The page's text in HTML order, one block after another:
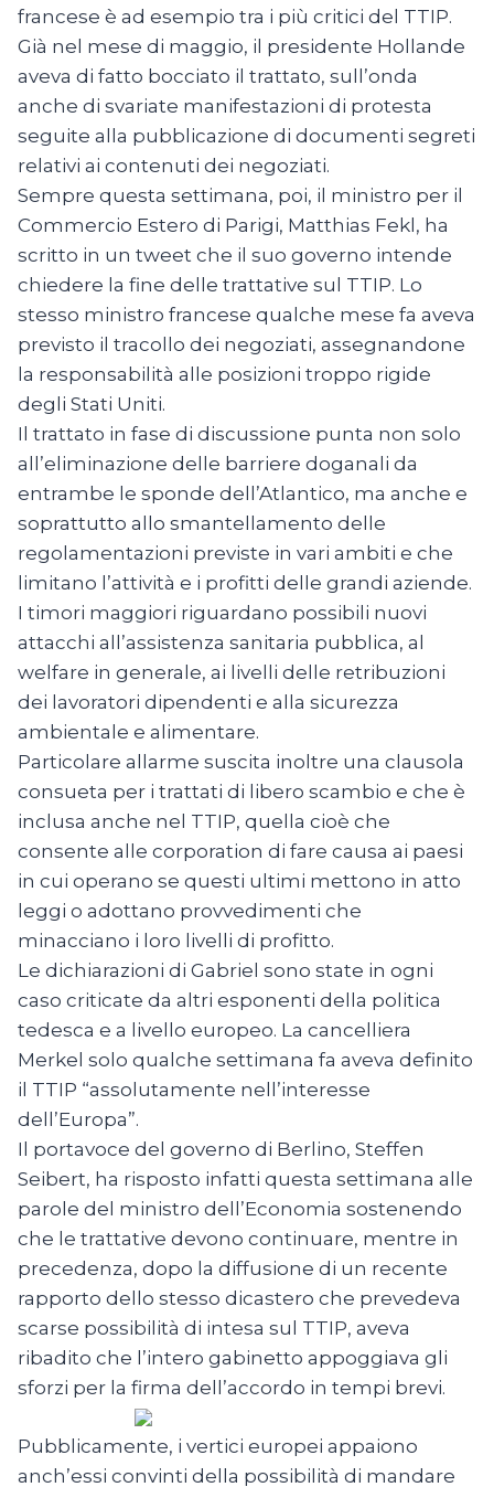
francese è ad esempio tra i più critici del TTIP.
Già nel mese di maggio, il presidente Hollande
aveva di fatto bocciato il trattato, sull’onda
anche di svariate manifestazioni di protesta
seguite alla pubblicazione di documenti segreti
relativi ai contenuti dei negoziati.
Sempre questa settimana, poi, il ministro per il
Commercio Estero di Parigi, Matthias Fekl, ha
scritto in un tweet che il suo governo intende
chiedere la fine delle trattative sul TTIP. Lo
stesso ministro francese qualche mese fa aveva
previsto il tracollo dei negoziati, assegnandone
la responsabilità alle posizioni troppo rigide
degli Stati Uniti.
Il trattato in fase di discussione punta non solo
all’eliminazione delle barriere doganali da
entrambe le sponde dell’Atlantico, ma anche e
soprattutto allo smantellamento delle
regolamentazioni previste in vari ambiti e che
limitano l’attività e i profitti delle grandi aziende.
I timori maggiori riguardano possibili nuovi
attacchi all’assistenza sanitaria pubblica, al
welfare in generale, ai livelli delle retribuzioni
dei lavoratori dipendenti e alla sicurezza
ambientale e alimentare.
Particolare allarme suscita inoltre una clausola
consueta per i trattati di libero scambio e che è
inclusa anche nel TTIP, quella cioè che
consente alle corporation di fare causa ai paesi
in cui operano se questi ultimi mettono in atto
leggi o adottano provvedimenti che
minacciano i loro livelli di profitto.
Le dichiarazioni di Gabriel sono state in ogni
caso criticate da altri esponenti della politica
tedesca e a livello europeo. La cancelliera
Merkel solo qualche settimana fa aveva definito
il TTIP “assolutamente nell’interesse
dell’Europa”.
Il portavoce del governo di Berlino, Steffen
Seibert, ha risposto infatti questa settimana alle
parole del ministro dell’Economia sostenendo
che le trattative devono continuare, mentre in
precedenza, dopo la diffusione di un recente
rapporto dello stesso dicastero che prevedeva
scarse possibilità di intesa sul TTIP, aveva
ribadito che l’intero gabinetto appoggiava gli
sforzi per la firma dell’accordo in tempi brevi.
Pubblicamente, i vertici europei appaiono
anch’essi convinti della possibilità di mandare